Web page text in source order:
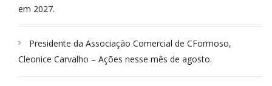
em 2027.
Presidente da Associação Comercial de CFormoso,
Cleonice Carvalho – Ações nesse mês de agosto.